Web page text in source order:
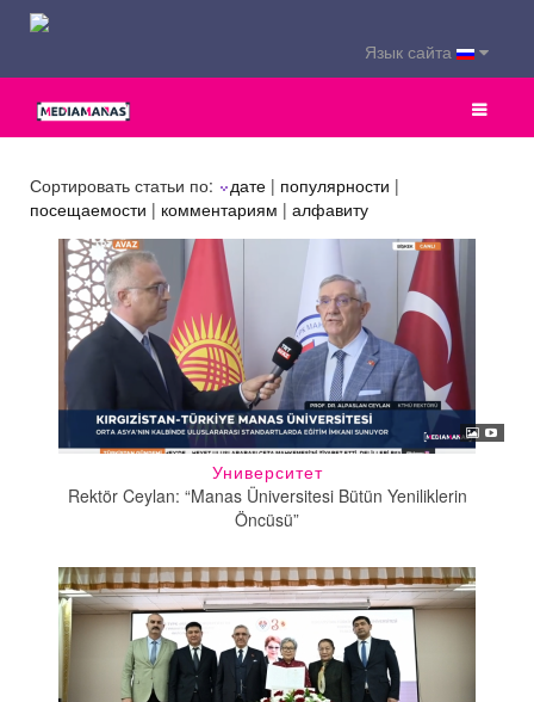
Язык сайта
Сортировать статьи по: дате | популярности |
посещаемости | комментариям | алфавиту
Университет
Rektör Ceylan: “Manas Üniversitesi Bütün Yeniliklerin
Öncüsü”